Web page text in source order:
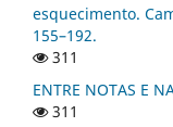
esquecimento.
155–192.
311
ENTRE NOTAS E
311